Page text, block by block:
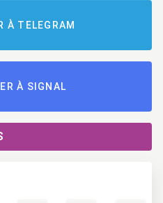
À TELEGRAM
À SIGNAL